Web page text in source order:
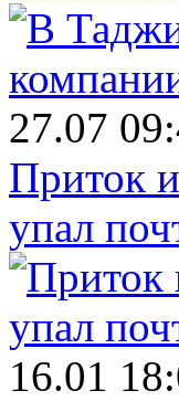
27.07
Приток
упал
16.01